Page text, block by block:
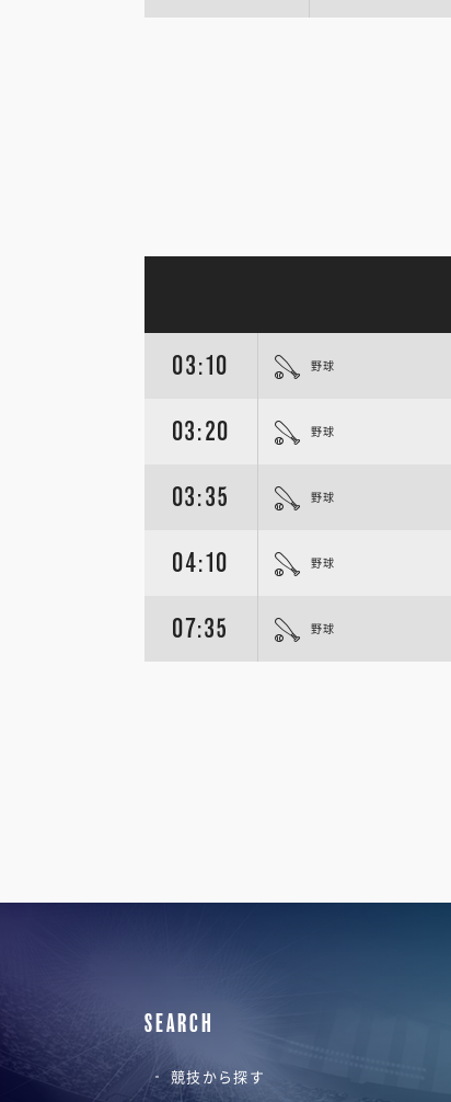
03:10 野球
03:20 野球
03:35 野球
04:10 野球
07:35 野球
SEARCH
競技から探す